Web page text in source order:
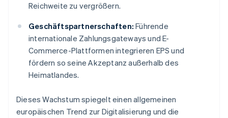
Reichweite zu vergrößern.
Geschäftspartnerschaften: Führende
internationale Zahlungsgateways und E-
Commerce-Plattformen integrieren EPS und
fördern so seine Akzeptanz außerhalb des
Heimatlandes.
Dieses Wachstum spiegelt einen allgemeinen
europäischen Trend zur Digitalisierung und die